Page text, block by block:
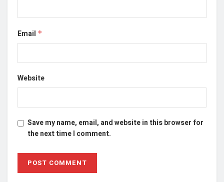
Email *
Website
Save my name, email, and website in this browser for
the next time I comment.